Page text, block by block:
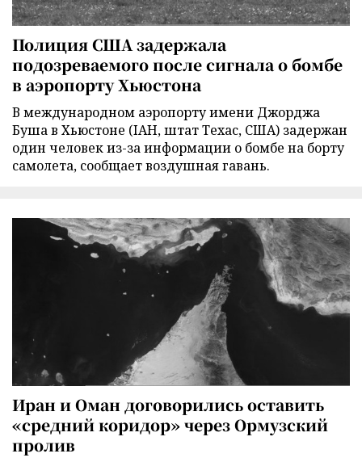
Полиция США задержала
подозреваемого после сигнала о бомбе
в аэропорту Хьюстона
В международном аэропорту имени Джорджа
Буша в Хьюстоне (IAH, штат Техас, США) задержан
один человек из-за информации о бомбе на борту
самолета, сообщает воздушная гавань.
Иран и Оман договорились оставить
«средний коридор» через Ормузский
пролив